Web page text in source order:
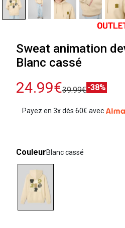
Sweat animation
Blanc cassé
24.99€39.99€-38%
Payez en 3x dès 60€ avec
CouleurBlanc cassé